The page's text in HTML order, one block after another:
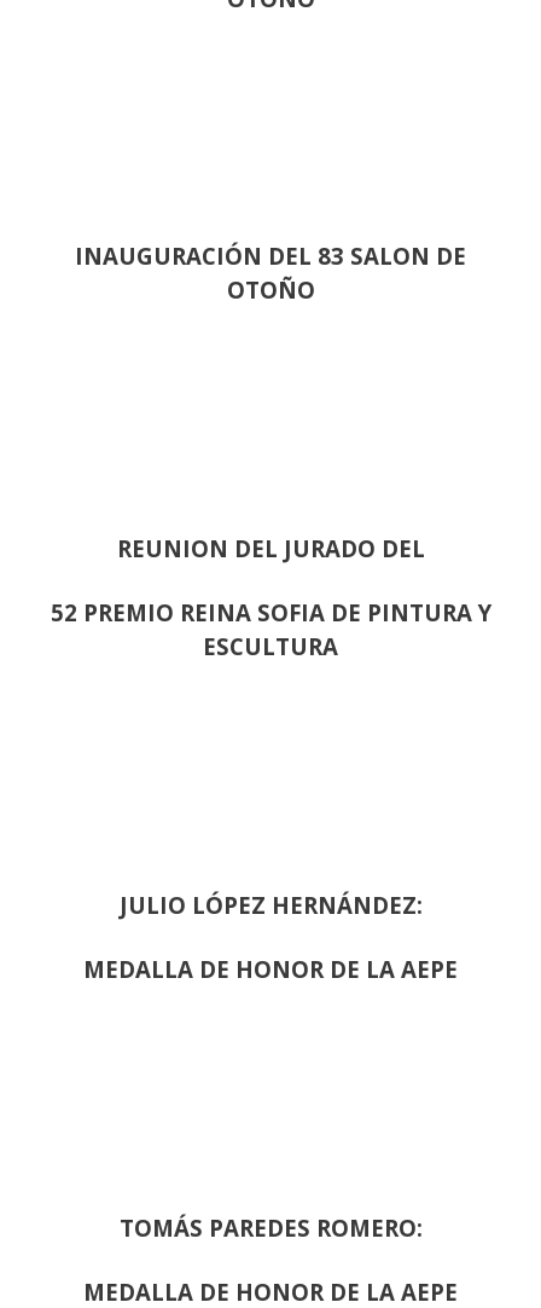
INAUGURACIÓN DEL 83 SALON DE
OTOÑO
REUNION DEL JURADO DEL
52 PREMIO REINA SOFIA DE PINTURA Y
ESCULTURA
JULIO LÓPEZ HERNÁNDEZ:
MEDALLA DE HONOR DE LA AEPE
TOMÁS PAREDES ROMERO:
MEDALLA DE HONOR DE LA AEPE